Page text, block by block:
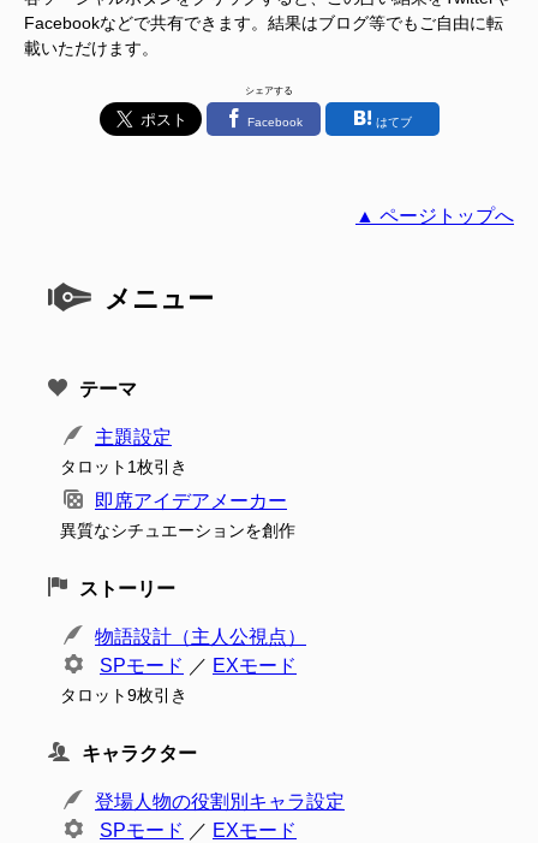
Facebookなどで共有できます。結果はブログ等でもご自由に転
載いただけます。
シェアする
Facebook はてブ
▲ ページトップへ
メニュー
テーマ
主題設定
タロット1枚引き
即席アイデアメーカー
異質なシチュエーションを創作
ストーリー
物語設計（主人公視点）
SPモード ／ EXモード
タロット9枚引き
キャラクター
登場人物の役割別キャラ設定
SPモード ／ EXモード